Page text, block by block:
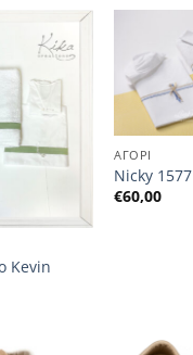
Kevin
ΑΓΟΡΙ
Nicky 1577
€60,00